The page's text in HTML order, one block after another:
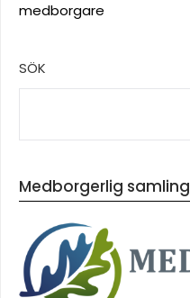
medborgare
SÖK
Medborgerlig samling